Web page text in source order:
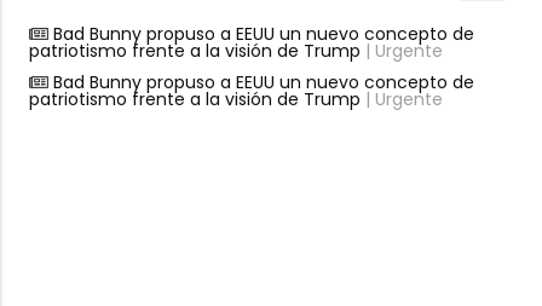
Bad Bunny propuso a EEUU un nuevo concepto de
patriotismo frente a la visión de Trump | Urgente
Bad Bunny propuso a EEUU un nuevo concepto de
patriotismo frente a la visión de Trump | Urgente